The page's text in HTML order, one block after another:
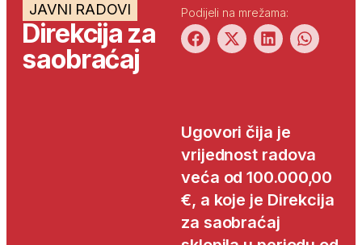
JAVNI RADOVI
Direkcija za
saobraćaj
Podijeli na mrežama:
Ugovori čija je
vrijednost radova
veća od 100.000,00
€, a koje je Direkcija
za saobraćaj